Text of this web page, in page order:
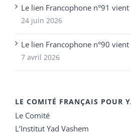
Le lien Francophone n°91
24 juin 2026
Le lien Francophone n°90
7 avril 2026
LE COMITÉ FRANÇAIS POUR
Le Comité
L’Institut Yad Vashem